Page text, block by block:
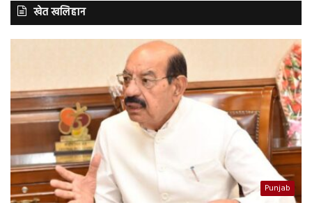
खेत खलिहान
Punjab